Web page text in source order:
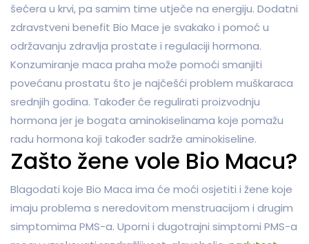
šećera u krvi, pa samim time utječe na energiju. Dodatni
zdravstveni benefit Bio Mace je svakako i pomoć u
održavanju zdravlja prostate i regulaciji hormona.
Konzumiranje maca praha može pomoći smanjiti
povećanu prostatu što je najčešći problem muškaraca
srednjih godina. Također će regulirati proizvodnju
hormona jer je bogata aminokiselinama koje pomažu
radu hormona koji također sadrže aminokiseline.
Zašto žene vole Bio Macu?
Blagodati koje Bio Maca ima će moći osjetiti i žene koje
imaju problema s neredovitom menstruacijom i drugim
simptomima PMS-a. Uporni i dugotrajni simptomi PMS-a